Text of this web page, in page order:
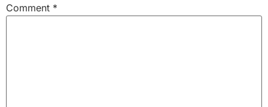
Comment *